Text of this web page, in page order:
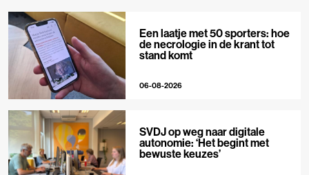
Een laatje met 50 sporters: hoe
de necrologie in de krant tot
stand komt
06-08-2026
SVDJ op weg naar digitale
autonomie: ‘Het begint met
bewuste keuzes’